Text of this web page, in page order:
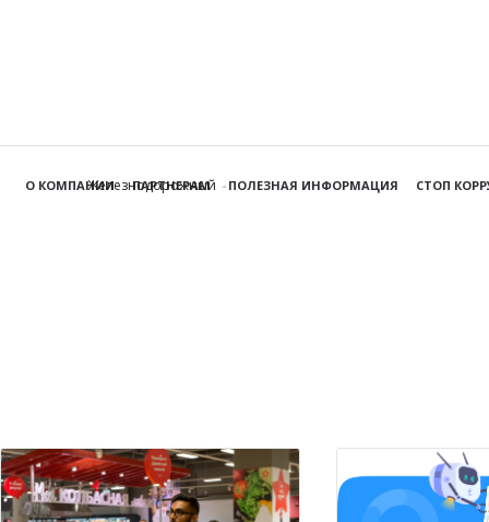
Железнодорожный
О КОМПАНИИ ПАРТНЕРАМ ПОЛЕЗНАЯ ИНФОРМАЦИЯ СТОП